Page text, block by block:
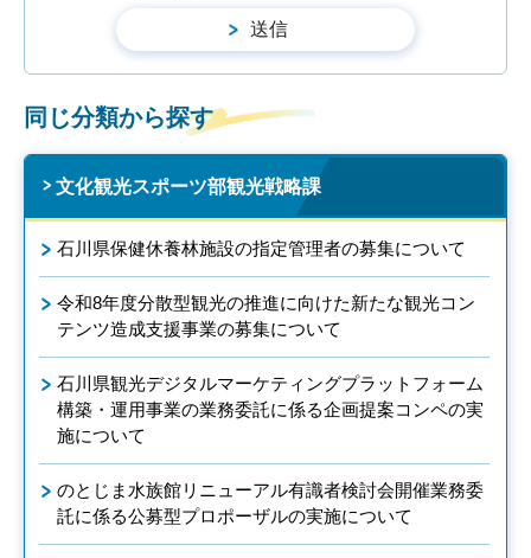
同じ分類から探す
文化観光スポーツ部観光戦略課
石川県保健休養林施設の指定管理者の募集について
令和8年度分散型観光の推進に向けた新たな観光コン
テンツ造成支援事業の募集について
石川県観光デジタルマーケティングプラットフォーム
構築・運用事業の業務委託に係る企画提案コンペの実
施について
のとじま水族館リニューアル有識者検討会開催業務委
託に係る公募型プロポーザルの実施について